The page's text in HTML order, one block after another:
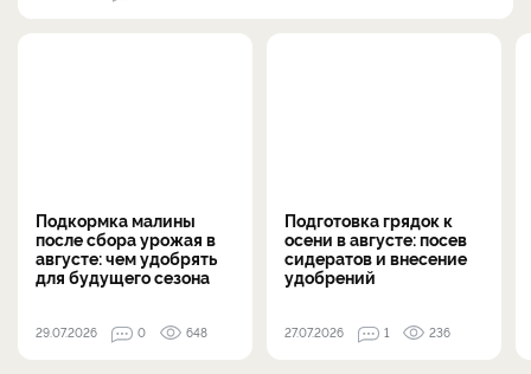
Подкормка малины
после сбора урожая в
августе: чем удобрять
для будущего сезона
29.07.2026 0 648
Подготовка грядок к
осени в августе: посев
сидератов и внесение
удобрений
27.07.2026 1 236